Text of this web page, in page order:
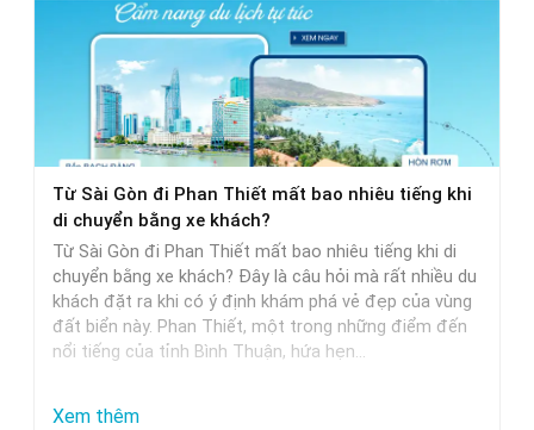
Xe
Sài
Gòn
Phan
Thiết
Khởi
Hành
Nhất
Từ Sài Gòn đi Phan Thiết mất bao nhiêu tiếng khi
di chuyển bằng xe khách?
Từ Sài Gòn đi Phan Thiết mất bao nhiêu tiếng khi di
chuyển bằng xe khách? Đây là câu hỏi mà rất nhiều du
khách đặt ra khi có ý định khám phá vẻ đẹp của vùng
đất biển này. Phan Thiết, một trong những điểm đến
nổi tiếng của tỉnh Bình Thuận, hứa hẹn…
Xem thêm: